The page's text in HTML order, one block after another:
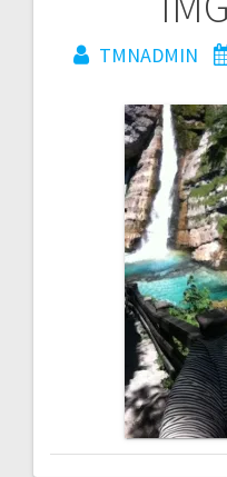
TMNADMIN
Navigation
de
l’article